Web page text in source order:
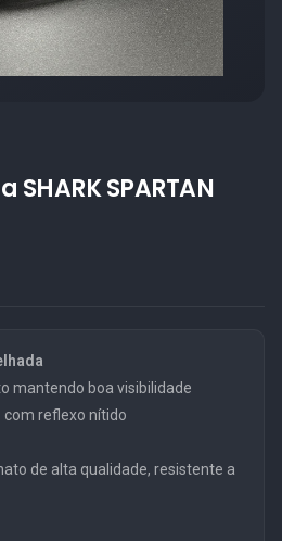
SPARTAN
mantendo boa visibilidade
reflexo nítido
de alta qualidade, resistente a